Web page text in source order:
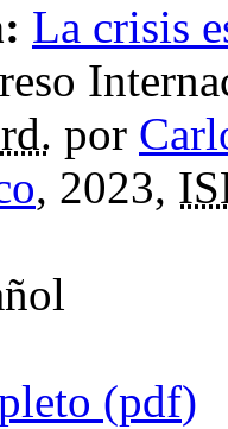
La crisis
por
, 2023,
(pdf)